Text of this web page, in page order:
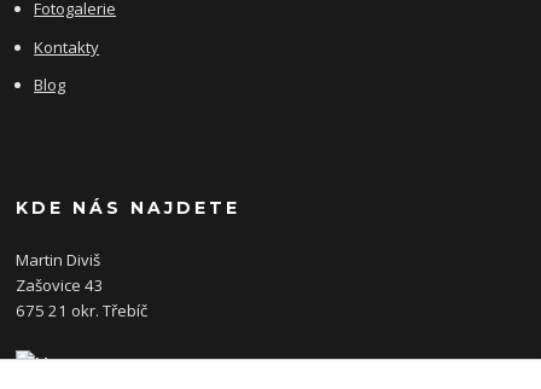
Fotogalerie
Kontakty
Blog
KDE NÁS NAJDETE
Martin Diviš
Zašovice 43
675 21 okr. Třebíč